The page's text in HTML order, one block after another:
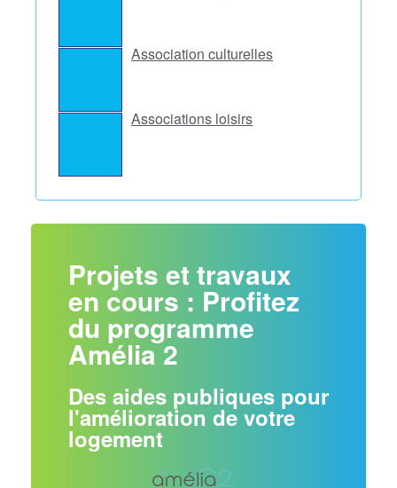
Association culturelles
Associations loisirs
Projets et travaux
en cours : Profitez
du programme
Amélia 2
Des aides publiques pour
l'amélioration de votre
logement